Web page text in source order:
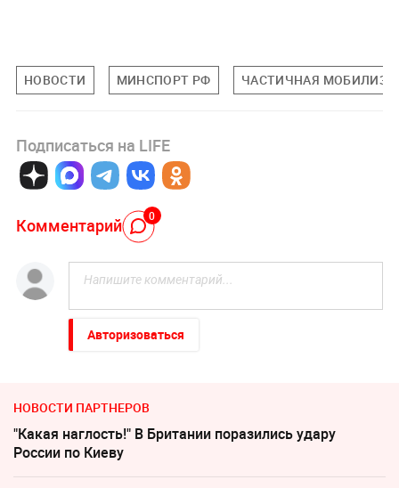
НОВОСТИ МИНСПОРТ РФ ЧАСТИЧНАЯ
Подписаться на LIFE
Комментарий 0
Авторизоваться
НОВОСТИ ПАРТНЕРОВ
"Какая наглость!" В Британии поразились удару
России по Киеву